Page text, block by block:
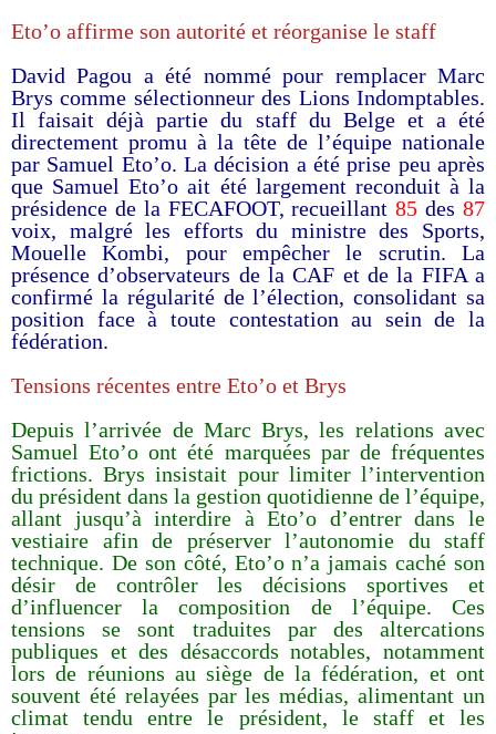
Eto’o affirme son autorité et réorganise le staff
David Pagou a été nommé pour remplacer Marc
Brys comme sélectionneur des Lions Indomptables.
Il faisait déjà partie du staff du Belge et a été
directement promu à la tête de l’équipe nationale
par Samuel Eto’o. La décision a été prise peu après
que Samuel Eto’o ait été largement reconduit à la
présidence de la FECAFOOT, recueillant85 des87
voix, malgré les efforts du ministre des Sports,
Mouelle Kombi, pour empêcher le scrutin. La
présence d’observateurs de la CAF et de la FIFA a
confirmé la régularité de l’élection, consolidant sa
position face à toute contestation au sein de la
fédération.
Tensions récentes entre Eto’o et Brys
Depuis l’arrivée de Marc Brys, les relations avec
Samuel Eto’o ont été marquées par de fréquentes
frictions. Brys insistait pour limiter l’intervention
du président dans la gestion quotidienne de l’équipe,
allant jusqu’à interdire à Eto’o d’entrer dans le
vestiaire afin de préserver l’autonomie du staff
technique. De son côté, Eto’o n’a jamais caché son
désir de contrôler les décisions sportives et
d’influencer la composition de l’équipe. Ces
tensions se sont traduites par des altercations
publiques et des désaccords notables, notamment
lors de réunions au siège de la fédération, et ont
souvent été relayées par les médias, alimentant un
climat tendu entre le président, le staff et les